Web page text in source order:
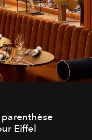
parenthèse
Eiffel